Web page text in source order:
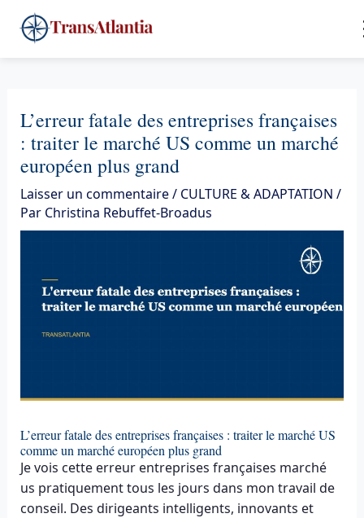
au
contenu
L’erreur fatale des entreprises françaises
: traiter le marché US comme un marché
européen plus grand
Laisser un commentaire/ CULTURE & ADAPTATION /
Par Christina Rebuffet-Broadus
L’erreur fatale des entreprises françaises : traiter le marché US
comme un marché européen plus grand
Je vois cette erreur entreprises françaises marché
us pratiquement tous les jours dans mon travail de
conseil. Des dirigeants intelligents, innovants et